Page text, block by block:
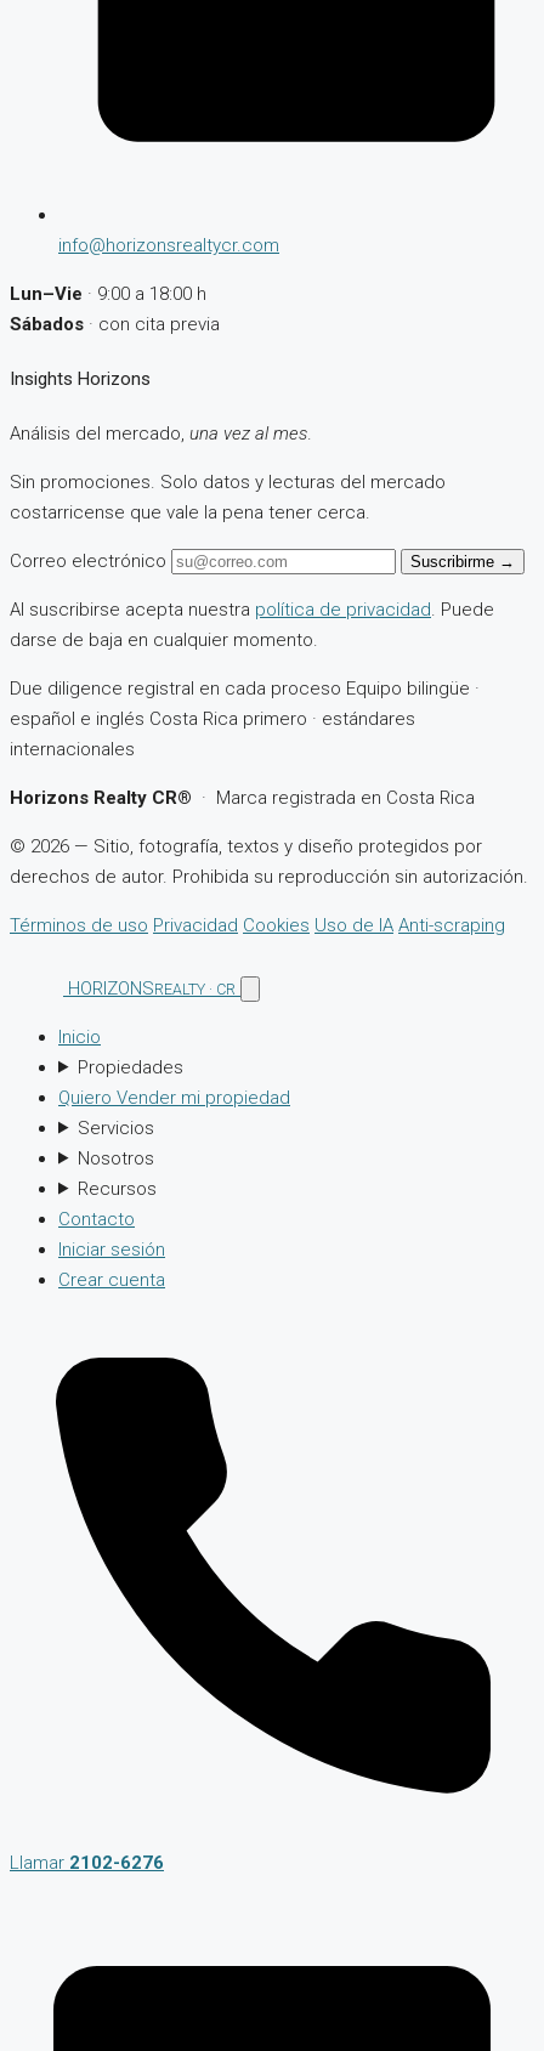
info@horizonsrealtycr.com
Lun–Vie · 9:00 a 18:00 h
Sábados · con cita previa
Insights Horizons
Análisis del mercado, una vez al mes
Sin promociones. Solo datos y lecturas del mercado
costarricense que vale la pena tener cerca.
Correo electrónico Suscribirme →
Al suscribirse acepta nuestra política de privacidad . Puede
darse de baja en cualquier momento.
Due diligence registral en cada proceso Equipo bilingüe ·
español e inglés Costa Rica primero · estándares
internacionales
Horizons Realty CR® · Marca registrada en Costa Rica
© 2026 — Sitio, fotografía, textos y diseño protegidos por
derechos de autor. Prohibida su reproducción sin autorización.
Términos de uso Privacidad Cookies Uso de IA Anti-scraping
HORIZONSREALTY · CR
Inicio
Propiedades
Quiero Vender mi propiedad
Servicios
Nosotros
Recursos
Contacto
Iniciar sesión
Crear cuenta
Llamar 2102-6276